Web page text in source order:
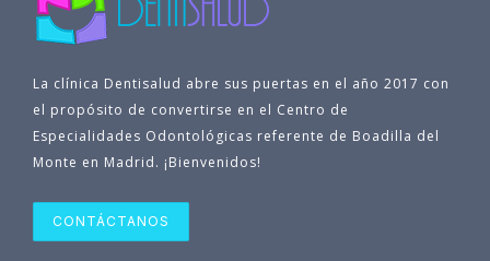
La clínica Dentisalud abre sus puertas en el año 2017 con
el propósito de convertirse en el Centro de
Especialidades Odontológicas referente de Boadilla del
Monte en Madrid. ¡Bienvenidos!
CONTÁCTANOS